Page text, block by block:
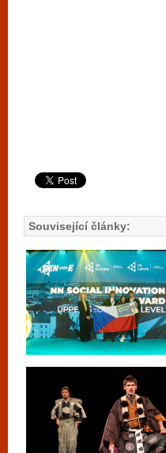
Související články: